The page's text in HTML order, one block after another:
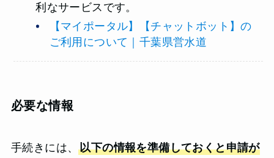
利なサービスです。
【マイポータル】【チャットボット】の
ご利用について｜千葉県営水道
必要な情報
手続きには、以下の情報を準備しておくと申請が